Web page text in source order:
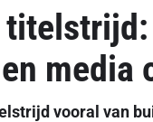
media
vooral van